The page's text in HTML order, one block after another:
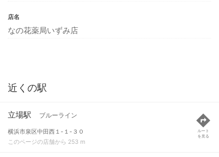
店名
なの花薬局いずみ店
近くの駅
立場駅 ブルーライン
横浜市泉区中田西１-１-３０
このページの店舗から 253 m
ルート
を見る